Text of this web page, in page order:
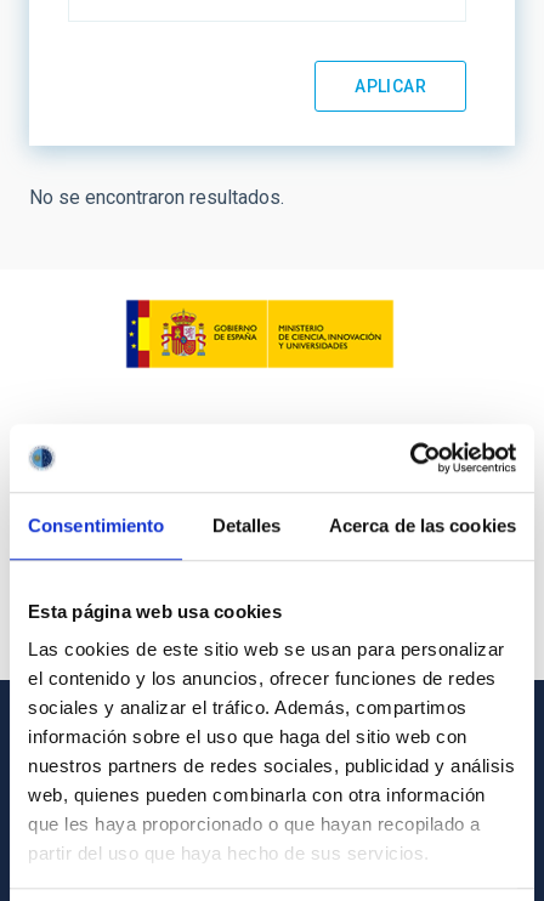
Consentimiento Detalles Acerca de las cookies
Esta página web usa cookies
Las cookies de este sitio web se usan para personalizar
el contenido y los anuncios, ofrecer funciones de redes
sociales y analizar el tráfico. Además, compartimos
información sobre el uso que haga del sitio web con
nuestros partners de redes sociales, publicidad y análisis
web, quienes pueden combinarla con otra información
que les haya proporcionado o que hayan recopilado a
partir del uso que haya hecho de sus servicios.
No se encontraron resultados.
Contacto
Cómo llegar al IAC
Directorio de personal